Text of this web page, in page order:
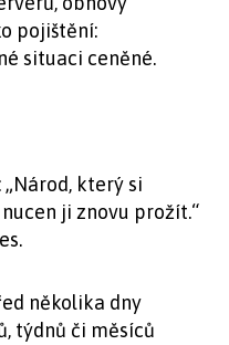
pojištění:
situaci ceněné.
který si
ji znovu prožít.“
několika dny
týdnů či měsíců